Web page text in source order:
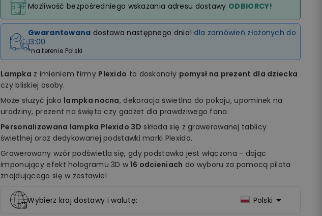
Możliwość bezpośredniego wskazania adresu dostawy ODBIORCY!
Gwarantowana dostawa następnego dnia! dla zamówień złożonych do
13:00
*na terenie Polski
Lampka z imieniem firmy Plexido to doskonały pomysł na prezent dla dziecka
czy bliskiej osoby.
Może służyć jako lampka nocna, dekoracja świetlna do pokoju, upominek na
urodziny, prezent na święta czy gadżet dla prawdziwego fana.
Personalizowana lampka Plexido 3D składa się z grawerowanej tablicy
świetlnej oraz dedykowanej podstawki marki Plexido.
Grawerowany wzór podświetla się, gdy podstawka jest włączona - dając
imponujący efekt hologramu 3D w 16 odcieniach do wyboru za pomocą pilota
znajdującego się w zestawie!
Wybierz kraj dostawy i walutę: Polski 